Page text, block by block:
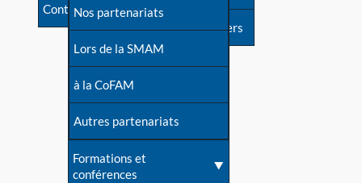
Contact
S'inscrire à nos newsletters
Nos partenariats
Lors de la SMAM
à la CoFAM
Autres partenariats
Formations et
conférences